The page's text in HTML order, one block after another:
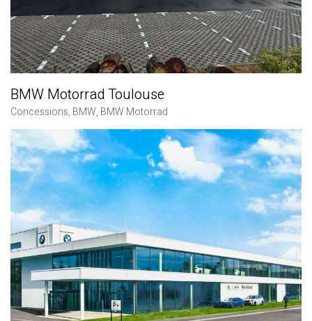
BMW Motorrad Toulouse
Concessions, BMW, BMW Motorrad